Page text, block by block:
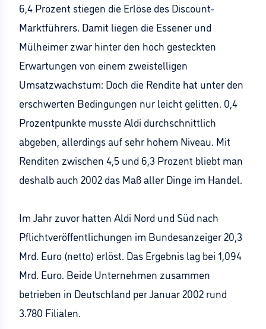
6,4 Prozent stiegen die Erlöse des Discount-
Marktführers. Damit liegen die Essener und
Mülheimer zwar hinter den hoch gesteckten
Erwartungen von einem zweistelligen
Umsatzwachstum: Doch die Rendite hat unter den
erschwerten Bedingungen nur leicht gelitten. 0,4
Prozentpunkte musste Aldi durchschnittlich
abgeben, allerdings auf sehr hohem Niveau. Mit
Renditen zwischen 4,5 und 6,3 Prozent bliebt man
deshalb auch 2002 das Maß aller Dinge im Handel.
Im Jahr zuvor hatten Aldi Nord und Süd nach
Pflichtveröffentlichungen im Bundesanzeiger 20,3
Mrd. Euro (netto) erlöst. Das Ergebnis lag bei 1,094
Mrd. Euro. Beide Unternehmen zusammen
betrieben in Deutschland per Januar 2002 rund
3.780 Filialen.